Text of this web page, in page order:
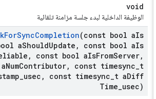
void
الوظيفة الداخلية لبدء جلسة مزامنة تلقائية
ForSyncCompletion(const bool aIs
aShouldUpdate const bool aIs
const bool aIsFromServer
t aNumContributor const timesync _
_usec const timesync _ t aDiff
Time _usec)